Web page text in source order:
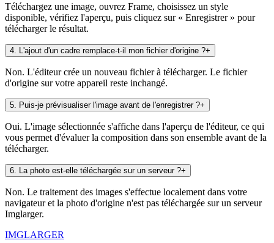
Téléchargez une image, ouvrez Frame, choisissez un style
disponible, vérifiez l'aperçu, puis cliquez sur « Enregistrer » pour
télécharger le résultat.
4 L'ajout d'un cadre remplace-t-il mon fichier d'origine ?+
Non. L'éditeur crée un nouveau fichier à télécharger. Le fichier
d'origine sur votre appareil reste inchangé.
5 Puis-je prévisualiser l'image avant de l'enregistrer ?+
Oui. L'image sélectionnée s'affiche dans l'aperçu de l'éditeur, ce qui
vous permet d'évaluer la composition dans son ensemble avant de la
télécharger.
6 La photo est-elle téléchargée sur un serveur ?+
Non. Le traitement des images s'effectue localement dans votre
navigateur et la photo d'origine n'est pas téléchargée sur un serveur
Imglarger.
IMGLARGER